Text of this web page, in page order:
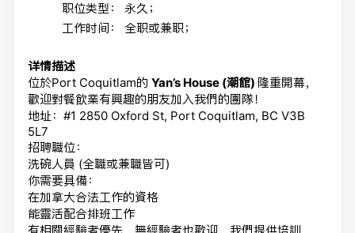
职位类型：
永久；
工作时间：
全职或兼职；
详情描述
位於Port Coquitlam的 Yan’s House (潮館) 隆重開幕，
歡迎對餐飲業有興趣的朋友加入我們的團隊！
地址：#1 2850 Oxford St, Port Coquitlam, BC V3B
5L7
招聘職位：
洗碗人員 (全職或兼職皆可)
你需要具備：
在加拿大合法工作的資格
能靈活配合排班工作